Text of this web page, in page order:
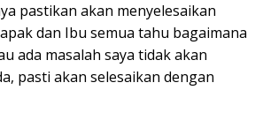
pastikan akan menyelesaikan
dan Ibu semua tahu bagaimana
ada masalah saya tidak akan
pasti akan selesaikan dengan